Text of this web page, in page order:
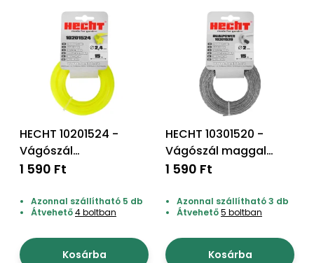
HECHT 10201524 -
Vágószál
szegélynyíróhoz
1 590 Ft
Azonnal szállítható 5 db
Átvehető4 boltban
Kosárba
HECHT 10301520 -
Vágószál maggal
"kör" 2*15m
1 590 Ft
Azonnal szállítható 3 db
Átvehető5 boltban
Kosárba